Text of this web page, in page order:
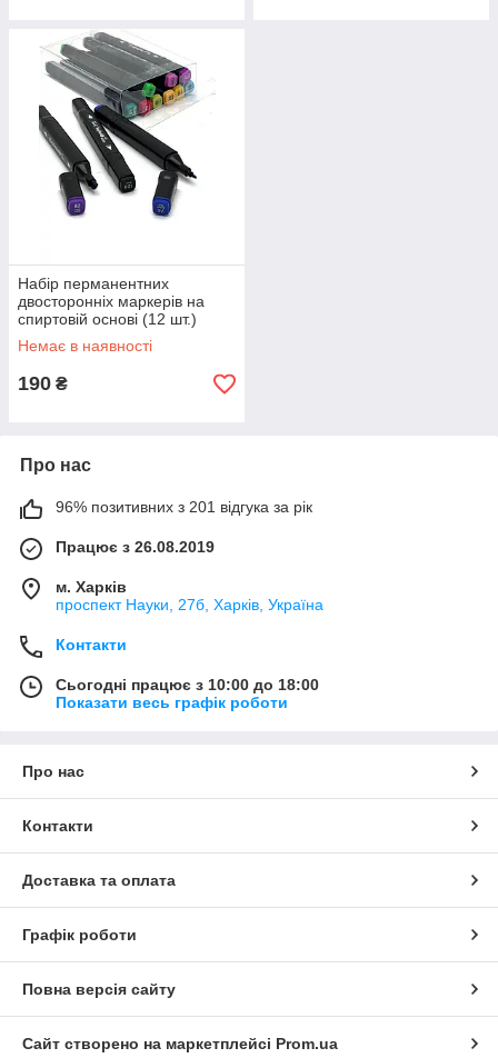
Набір перманентних
двосторонніх маркерів на
спиртовій основі (12 шт.)
Немає в наявності
190 ₴
Про нас
96% позитивних з 201 відгука за рік
Працює з 26.08.2019
м. Харків
проспект Науки, 27б, Харків, Україна
Контакти
Сьогодні працює з 10:00 до 18:00
Показати весь графік роботи
Про нас
Контакти
Доставка та оплата
Графік роботи
Повна версія сайту
Сайт створено на маркетплейсі Prom.ua